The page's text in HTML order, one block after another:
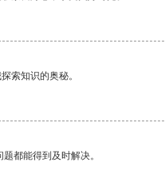
索知识的奥秘。
都能得到及时解决。